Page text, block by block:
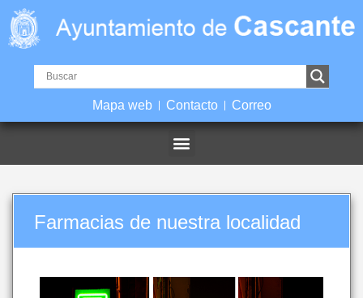
Mapa web Contacto Correo
Farmacias de nuestra localidad